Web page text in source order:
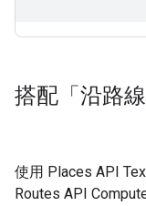
搭配「沿路
使用 Places API
Routes API